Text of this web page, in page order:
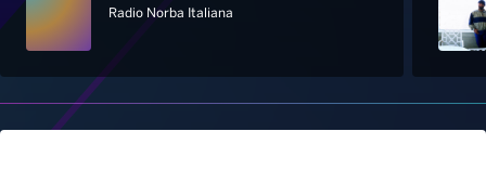
Home
Palinsesto
Notizie
Radio Norba Italiana